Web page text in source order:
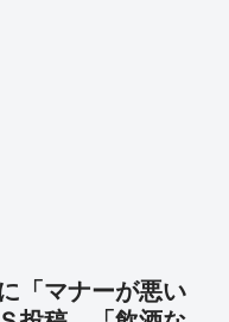
「マナーが悪い